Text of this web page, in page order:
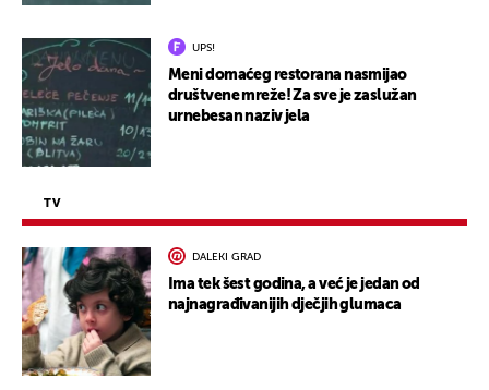
UPS!
Meni domaćeg restorana nasmijao
društvene mreže! Za sve je zaslužan
urnebesan naziv jela
TV
DALEKI GRAD
Ima tek šest godina, a već je jedan od
najnagrađivanijih dječjih glumaca